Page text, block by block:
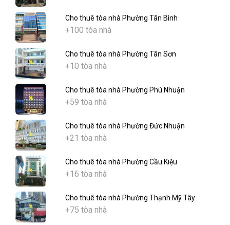
Cho thuê tòa nhà Phường Tân Bình
+100 tòa nhà
Cho thuê tòa nhà Phường Tân Sơn
+10 tòa nhà
Cho thuê tòa nhà Phường Phú Nhuận
+59 tòa nhà
Cho thuê tòa nhà Phường Đức Nhuận
+21 tòa nhà
Cho thuê tòa nhà Phường Cầu Kiệu
+16 tòa nhà
Cho thuê tòa nhà Phường Thạnh Mỹ Tây
+75 tòa nhà